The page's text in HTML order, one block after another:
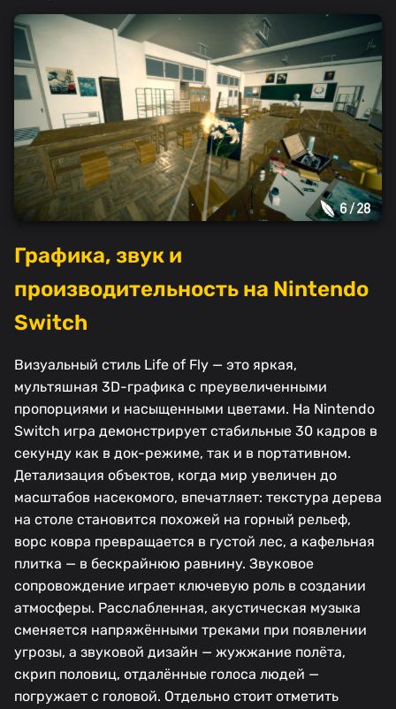
Графика, звук и
производительность на Nintendo
Switch
Визуальный стиль Life of Fly — это яркая,
мультяшная 3D-графика с преувеличенными
пропорциями и насыщенными цветами. На Nintendo
Switch игра демонстрирует стабильные 30 кадров в
секунду как в док-режиме, так и в портативном.
Детализация объектов, когда мир увеличен до
масштабов насекомого, впечатляет: текстура дерева
на столе становится похожей на горный рельеф,
ворс ковра превращается в густой лес, а кафельная
плитка — в бескрайнюю равнину. Звуковое
сопровождение играет ключевую роль в создании
атмосферы. Расслабленная, акустическая музыка
сменяется напряжёнными треками при появлении
угрозы, а звуковой дизайн — жужжание полёта,
скрип половиц, отдалённые голоса людей —
погружает с головой. Отдельно стоит отметить